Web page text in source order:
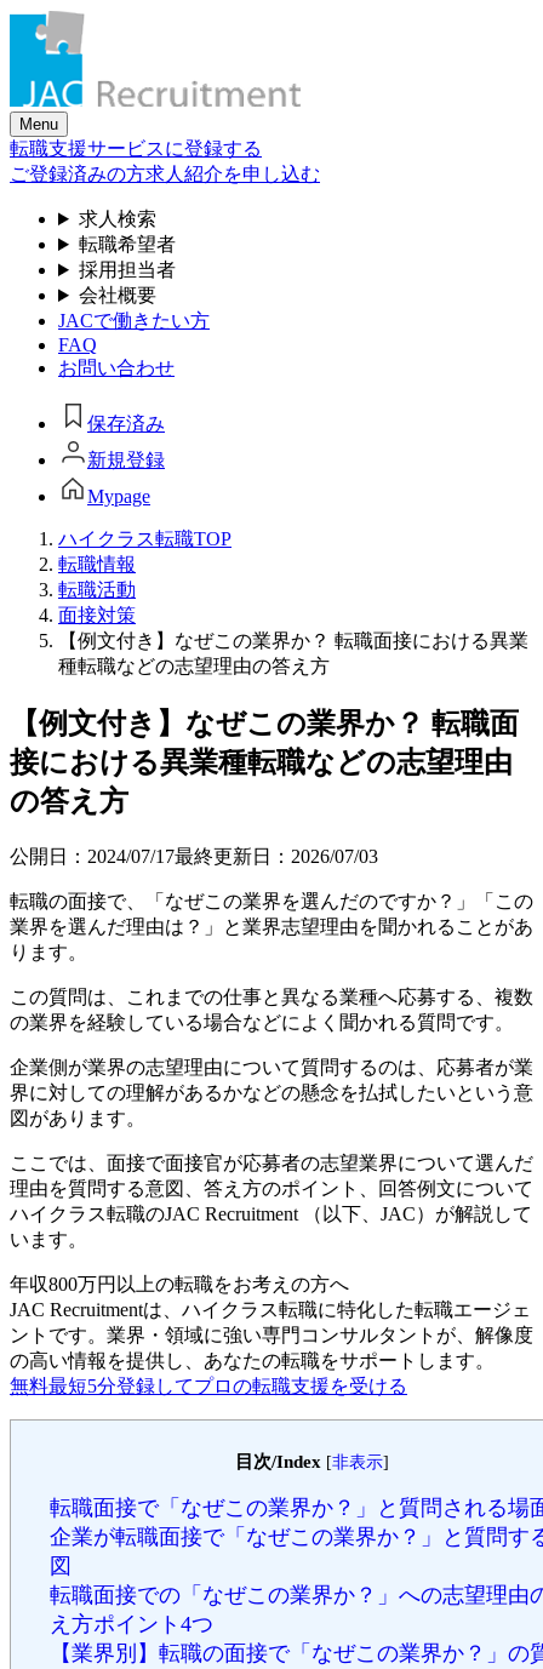
Skip
content
Menu
転職支援サービスに登録する
ご登録済みの方求人紹介を申し込む
求人検索
転職希望者
採用担当者
会社概要
JACで働きたい方
FAQ
お問い合わせ
保存済み
新規登録
Mypage
ハイクラス転職TOP
転職情報
転職活動
面接対策
【例文付き】なぜこの業界か？ 転職面接における異業
種転職などの志望理由の答え方
【例文付き】なぜこの業界か？ 転職面
接における異業種転職などの志望理由
の答え方
公開日： 2024/07/17最終更新日： 2026/07/03
転職の面接で、「なぜこの業界を選んだのですか？」「この
業界を選んだ理由は？」と業界志望理由を聞かれることがあ
ります。
この質問は、これまでの仕事と異なる業種へ応募する、複数
の業界を経験している場合などによく聞かれる質問です。
企業側が業界の志望理由について質問するのは、応募者が業
界に対しての理解があるかなどの懸念を払拭したいという意
図があります。
ここでは、面接で面接官が応募者の志望業界について選んだ
理由を質問する意図、答え方のポイント、回答例文について
ハイクラス転職のJAC Recruitment （以下、JAC）が解説して
います。
年収800万円以上の転職をお考えの方へ
JAC Recruitmentは、ハイクラス転職に特化した転職エージェ
ントです。 業界・領域に強い専門コンサルタントが、解像度
の高い情報を提供し、あなたの転職をサポートします。
無料最短5分登録してプロの転職支援を受ける
目次/Index [非表示]
転職面接で「なぜこの業界か？」と質問される場
企業が転職面接で「なぜこの業界か？」と質問す
図
転職面接での「なぜこの業界か？」への志望理由
え方ポイント4つ
【業界別】転職の面接で「なぜこの業界か？」の